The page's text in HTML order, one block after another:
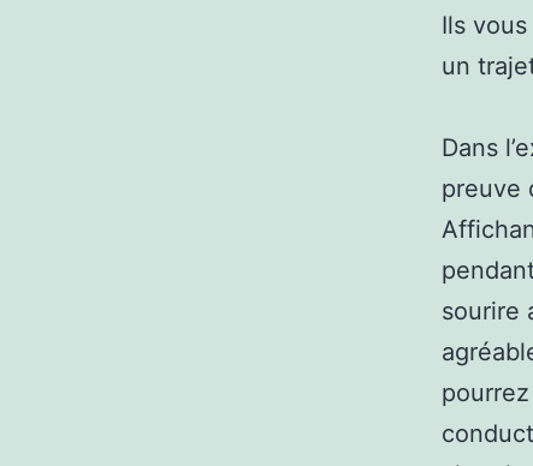
Ils
un
Dans
preuve
sourire